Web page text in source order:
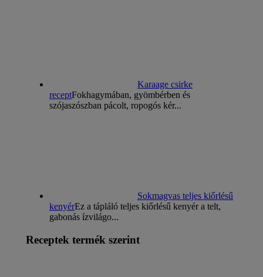
Karaage csirke
receptFokhagymában, gyömbérben és
szójaszószban pácolt, ropogós kér...
Sokmagvas teljes kiőrlésű
kenyérEz a tápláló teljes kiőrlésű kenyér a telt,
gabonás ízvilágo...
Receptek termék szerint